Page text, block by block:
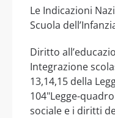
Le Indicazioni
Scuola
Diritto
Integrazione
13,14,15 della
104"Legge-
sociale e i diritti